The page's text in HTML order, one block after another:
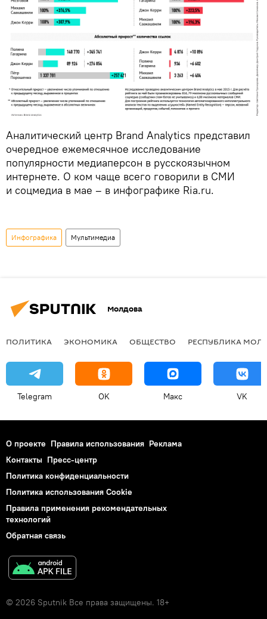
Аналитический центр Brand Analytics представил
очередное ежемесячное исследование
популярности медиаперсон в русскоязычном
интернете. О ком чаще всего говорили в СМИ
и соцмедиа в мае – в инфографике Ria.ru.
Инфографика Мультимедиа
Молдова
ПОЛИТИКА ЭКОНОМИКА ОБЩЕСТВО РЕСПУБЛИКА
Telegram OK Макс VK
О проекте Правила использования Реклама
Контакты Пресс-центр
Политика конфиденциальности
Политика использования Cookie
Правила применения рекомендательных
технологий
Обратная связь
© 2026 Sputnik Все права защищены. 18+